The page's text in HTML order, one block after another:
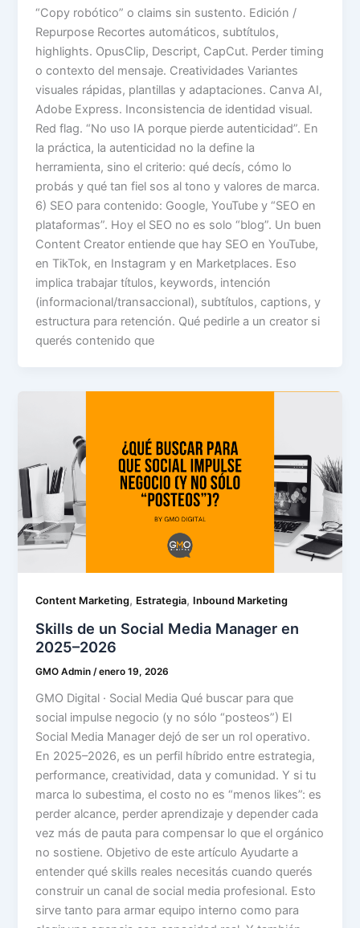
“Copy robótico” o claims sin sustento. Edición /
Repurpose Recortes automáticos, subtítulos,
highlights. OpusClip, Descript, CapCut. Perder timing
o contexto del mensaje. Creatividades Variantes
visuales rápidas, plantillas y adaptaciones. Canva AI,
Adobe Express. Inconsistencia de identidad visual.
Red flag. “No uso IA porque pierde autenticidad”. En
la práctica, la autenticidad no la define la
herramienta, sino el criterio: qué decís, cómo lo
probás y qué tan fiel sos al tono y valores de marca.
6) SEO para contenido: Google, YouTube y “SEO en
plataformas”. Hoy el SEO no es solo “blog”. Un buen
Content Creator entiende que hay SEO en YouTube,
en TikTok, en Instagram y en Marketplaces. Eso
implica trabajar títulos, keywords, intención
(informacional/transaccional), subtítulos, captions, y
estructura para retención. Qué pedirle a un creator si
querés contenido que
Content Marketing, Estrategia, Inbound Marketing
Skills de un Social Media Manager en
2025–2026
GMO Admin /enero 19, 2026
GMO Digital · Social Media Qué buscar para que
social impulse negocio (y no sólo “posteos”) El
Social Media Manager dejó de ser un rol operativo.
En 2025–2026, es un perfil híbrido entre estrategia,
performance, creatividad, data y comunidad. Y si tu
marca lo subestima, el costo no es “menos likes”: es
perder alcance, perder aprendizaje y depender cada
vez más de pauta para compensar lo que el orgánico
no sostiene. Objetivo de este artículo Ayudarte a
entender qué skills reales necesitás cuando querés
construir un canal de social media profesional. Esto
sirve tanto para armar equipo interno como para